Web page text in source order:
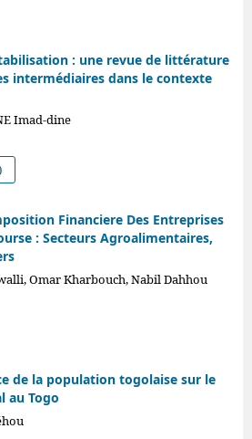
: une revue de littérature
intermédiaires dans le contexte
Imad-dine
Financiere Des Entreprises
: Secteurs Agroalimentaires,
Omar Kharbouch, Nabil Dahhou
de la population togolaise sur le
au Togo